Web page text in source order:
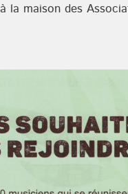
la maison des